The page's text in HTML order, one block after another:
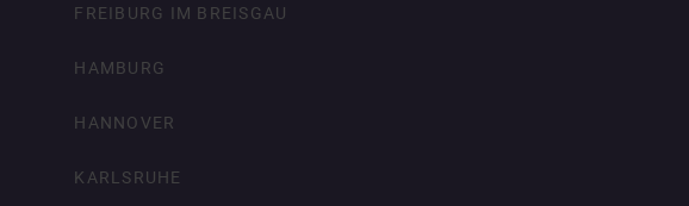
FREIBURG IM BREISGAU
HAMBURG
HANNOVER
KARLSRUHE